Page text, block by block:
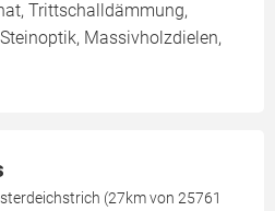
Trittschalldämmung,
Massivholzdielen,
(27km von 25761